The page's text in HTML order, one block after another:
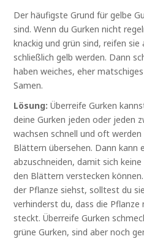
Der häufigste Grund für gelbe
sind. Wenn du Gurken nicht
knackig und grün sind, reifen
schließlich gelb werden. Dann
haben weiches, eher
Samen.
Lösung: Überreife Gurken
deine Gurken jeden oder jeden
wachsen schnell und oft
Blättern übersehen. Dann kann
abzuschneiden, damit sich
den Blättern verstecken
der Pflanze siehst, solltest du
verhinderst du, dass die
steckt. Überreife Gurken
grüne Gurken, sind aber noch